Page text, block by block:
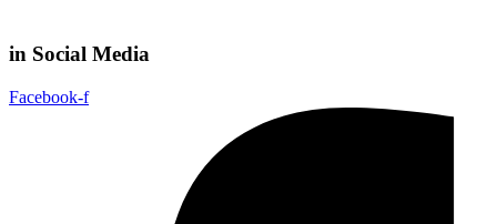
in Social Media
Facebook-f